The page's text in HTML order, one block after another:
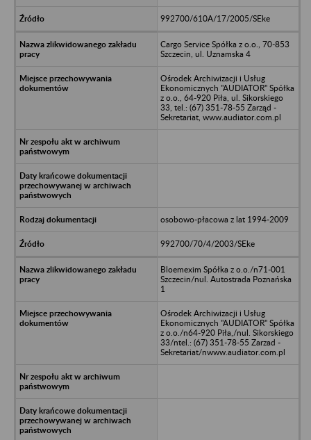
992700/610A/17/2005/SEke
Cargo Service Spółka z o.o., 70-853
Szczecin, ul. Uznamska 4
Ośrodek Archiwizacji i Usług
Ekonomicznych "AUDIATOR" Spółka
z o.o., 64-920 Piła, ul. Sikorskiego
33, tel.: (67) 351-78-55 Zarząd -
Sekretariat, www.audiator.com.pl
osobowo-płacowa z lat 1994-2009
992700/70/4/2003/SEke
Bloemexim Spółka z o.o./n71-001
Szczecin/nul. Autostrada Poznańska
1
Ośrodek Archiwizacji i Usług
Ekonomicznych "AUDIATOR" Spółka
z o.o./n64-920 Piła,/nul. Sikorskiego
33/ntel.: (67) 351-78-55 Zarzad -
Sekretariat/nwww.audiator.com.pl